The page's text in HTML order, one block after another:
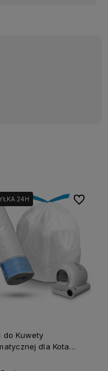
24H
24H
24H
do Kuwety
dla Kota
Do